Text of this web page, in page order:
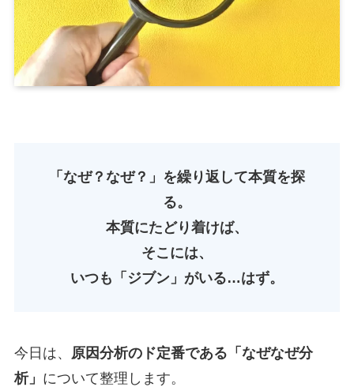
「なぜ？なぜ？」を繰り返して本質を探
る。
本質にたどり着けば、
そこには、
いつも「ジブン」がいる…はず。
今日は、
原因分析のド定番である「なぜなぜ分
析」 について整理します。